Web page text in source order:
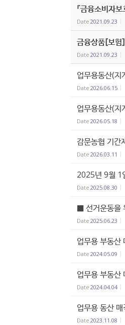
『금융소비자
Date 2021.09.23
금융상품[보험
Date 2021.09.23
업무용동산(지
Date 2026.06.15
업무용동산(지
Date 2026.05.18
감문농협 기간
Date 2026.03.11
2025년 9월 1
Date 2025.08.30
■ 선거운동을
Date 2025.06.23
업무용 부동산
Date 2024.05.09
업무용 부동산
Date 2024.04.04
업무용 동산
Date 2023.11.08